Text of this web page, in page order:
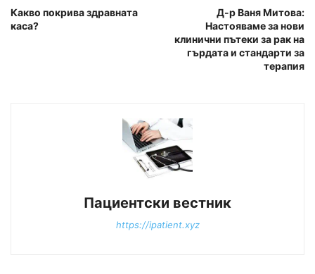
Какво покрива здравната
каса?
Д-р Ваня Митова:
Настояваме за нови
клинични пътеки за рак на
гърдата и стандарти за
терапия
Пациентски вестник
https://ipatient.xyz